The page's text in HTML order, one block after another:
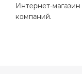
Интернет-
компаний.